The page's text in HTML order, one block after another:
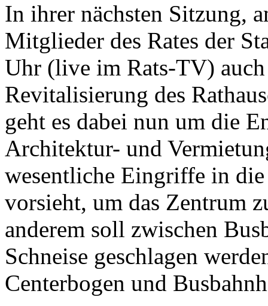
In ihrer nächsten Sitzung,
Mitglieder des Rates der
Uhr (live im Rats-TV)
Revitalisierung des
geht es dabei nun um die
Architektur- und
wesentliche Eingriffe in
vorsieht, um das Zentrum
anderem soll zwischen
Schneise geschlagen
Centerbogen und